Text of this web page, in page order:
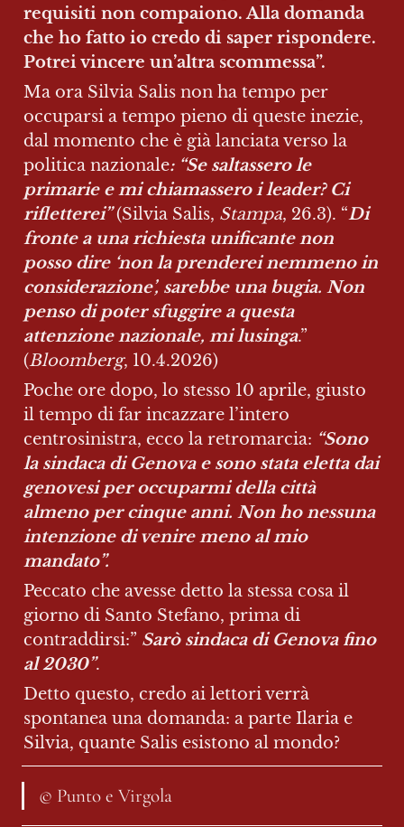
requisiti non compaiono. Alla domanda
che ho fatto io credo di saper rispondere.
Potrei vincere un’altra scommessa”.
Ma ora Silvia Salis non ha tempo per
occuparsi a tempo pieno di queste inezie,
dal momento che è già lanciata verso la
politica nazionale: “Se saltassero le
primarie e mi chiamassero i leader? Ci
rifletterei” (Silvia Salis, Stampa, 26.3). “Di
fronte a una richiesta unificante non
posso dire ‘non la prenderei nemmeno in
considerazione’, sarebbe una bugia. Non
penso di poter sfuggire a questa
attenzione nazionale, mi lusinga.”
(Bloomberg, 10.4.2026)
Poche ore dopo, lo stesso 10 aprile, giusto
il tempo di far incazzare l’intero
centrosinistra, ecco la retromarcia: “Sono
la sindaca di Genova e sono stata eletta dai
genovesi per occuparmi della città
almeno per cinque anni. Non ho nessuna
intenzione di venire meno al mio
mandato”.
Peccato che avesse detto la stessa cosa il
giorno di Santo Stefano, prima di
contraddirsi:” Sarò sindaca di Genova fino
al 2030”.
Detto questo, credo ai lettori verrà
spontanea una domanda: a parte Ilaria e
Silvia, quante Salis esistono al mondo?
© Punto e Virgola